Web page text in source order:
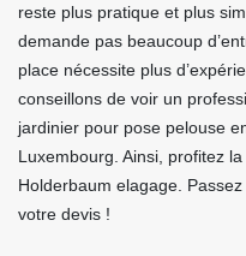
reste plus pratique et plus
demande pas beaucoup
place nécessite plus
conseillons de voir un
jardinier pour pose pelouse
Luxembourg. Ainsi, profitez
Holderbaum elagage.
votre devis !